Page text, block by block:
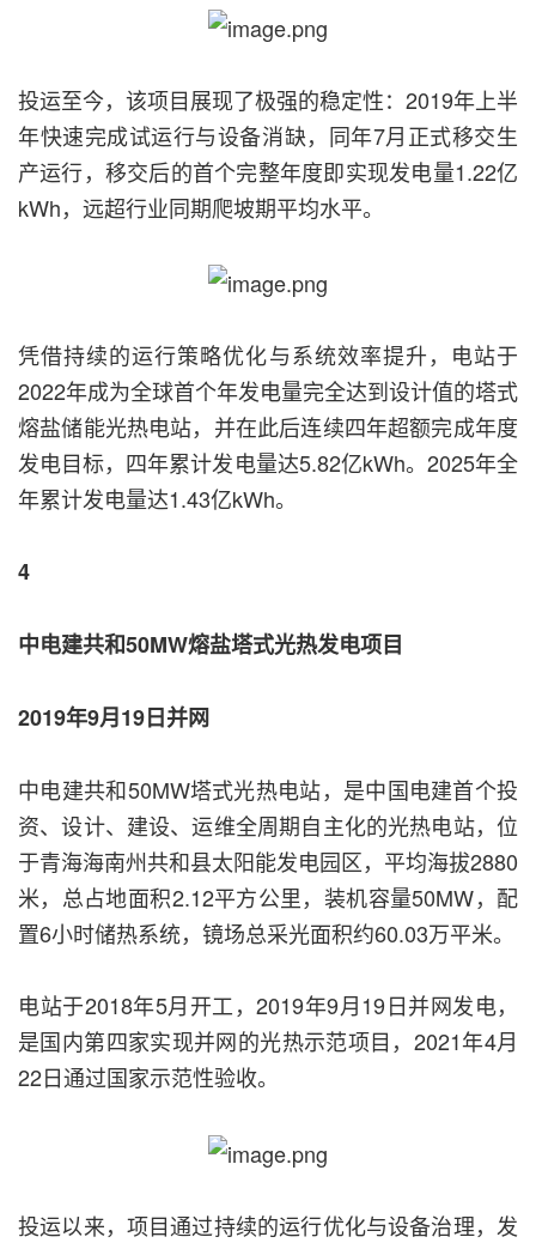
投运至今，该项目展现了极强的稳定性：2019年上半
年快速完成试运行与设备消缺，同年7月正式移交生
产运行，移交后的首个完整年度即实现发电量1.22亿
kWh，远超行业同期爬坡期平均水平。
凭借持续的运行策略优化与系统效率提升，电站于
2022年成为全球首个年发电量完全达到设计值的塔式
熔盐储能光热电站，并在此后连续四年超额完成年度
发电目标，四年累计发电量达5.82亿kWh。2025年全
年累计发电量达1.43亿kWh。
4
中电建共和50MW熔盐塔式光热发电项目
2019年9月19日并网
中电建共和50MW塔式光热电站，是中国电建首个投
资、设计、建设、运维全周期自主化的光热电站，位
于青海海南州共和县太阳能发电园区，平均海拔2880
米，总占地面积2.12平方公里，装机容量50MW，配
置6小时储热系统，镜场总采光面积约60.03万平米。
电站于2018年5月开工，2019年9月19日并网发电，
是国内第四家实现并网的光热示范项目，2021年4月
22日通过国家示范性验收。
投运以来，项目通过持续的运行优化与设备治理，发